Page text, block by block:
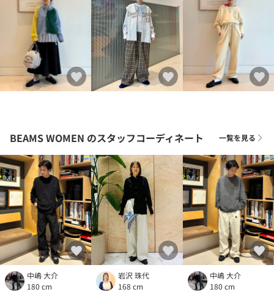
BEAMS WOMEN のスタッフコーディネート 一覧を見る
中嶋 大介
180 cm
岩沢 珠代
168 cm
中嶋 大介
180 cm